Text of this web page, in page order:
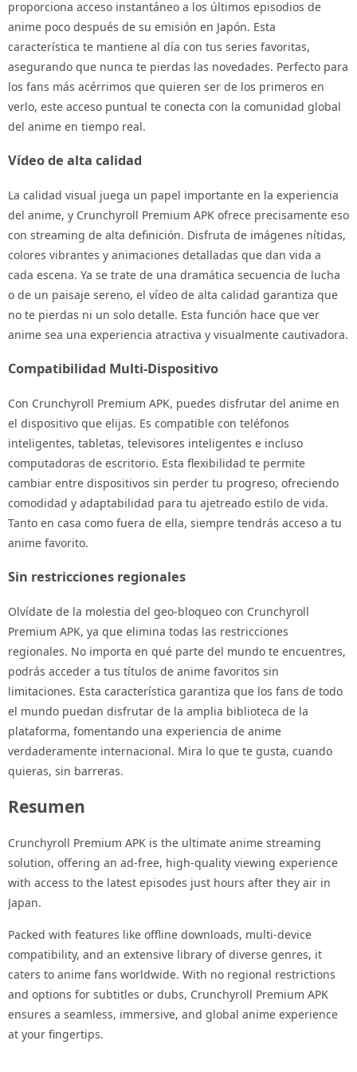
proporciona acceso instantáneo a los últimos episodios de
anime poco después de su emisión en Japón. Esta
característica te mantiene al día con tus series favoritas,
asegurando que nunca te pierdas las novedades. Perfecto para
los fans más acérrimos que quieren ser de los primeros en
verlo, este acceso puntual te conecta con la comunidad global
del anime en tiempo real.
Vídeo de alta calidad
La calidad visual juega un papel importante en la experiencia
del anime, y Crunchyroll Premium APK ofrece precisamente eso
con streaming de alta definición. Disfruta de imágenes nítidas,
colores vibrantes y animaciones detalladas que dan vida a
cada escena. Ya se trate de una dramática secuencia de lucha
o de un paisaje sereno, el vídeo de alta calidad garantiza que
no te pierdas ni un solo detalle. Esta función hace que ver
anime sea una experiencia atractiva y visualmente cautivadora.
Compatibilidad Multi-Dispositivo
Con Crunchyroll Premium APK, puedes disfrutar del anime en
el dispositivo que elijas. Es compatible con teléfonos
inteligentes, tabletas, televisores inteligentes e incluso
computadoras de escritorio. Esta flexibilidad te permite
cambiar entre dispositivos sin perder tu progreso, ofreciendo
comodidad y adaptabilidad para tu ajetreado estilo de vida.
Tanto en casa como fuera de ella, siempre tendrás acceso a tu
anime favorito.
Sin restricciones regionales
Olvídate de la molestia del geo-bloqueo con Crunchyroll
Premium APK, ya que elimina todas las restricciones
regionales. No importa en qué parte del mundo te encuentres,
podrás acceder a tus títulos de anime favoritos sin
limitaciones. Esta característica garantiza que los fans de todo
el mundo puedan disfrutar de la amplia biblioteca de la
plataforma, fomentando una experiencia de anime
verdaderamente internacional. Mira lo que te gusta, cuando
quieras, sin barreras.
Resumen
Crunchyroll Premium APK is the ultimate anime streaming
solution, offering an ad-free, high-quality viewing experience
with access to the latest episodes just hours after they air in
Japan.
Packed with features like offline downloads, multi-device
compatibility, and an extensive library of diverse genres, it
caters to anime fans worldwide. With no regional restrictions
and options for subtitles or dubs, Crunchyroll Premium APK
ensures a seamless, immersive, and global anime experience
at your fingertips.